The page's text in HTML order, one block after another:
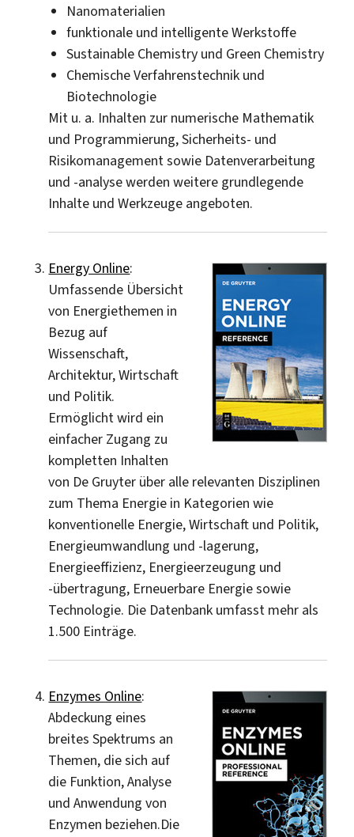
Nanomaterialien
funktionale und intelligente Werkstoffe
Sustainable Chemistry und Green Chemistry
Chemische Verfahrenstechnik und
Biotechnologie
Mit u. a. Inhalten zur numerische Mathematik
und Programmierung, Sicherheits- und
Risikomanagement sowie Datenverarbeitung
und -analyse werden weitere grundlegende
Inhalte und Werkzeuge angeboten.
Energy Online:
Umfassende Übersicht
von Energiethemen in
Bezug auf
Wissenschaft,
Architektur, Wirtschaft
und Politik.
Ermöglicht wird ein
einfacher Zugang zu
kompletten Inhalten
von De Gruyter über alle relevanten Disziplinen
zum Thema Energie in Kategorien wie
konventionelle Energie, Wirtschaft und Politik,
Energieumwandlung und -lagerung,
Energieeffizienz, Energieerzeugung und
-übertragung, Erneuerbare Energie sowie
Technologie. Die Datenbank umfasst mehr als
1.500 Einträge.
Enzymes Online:
Abdeckung eines
breites Spektrums an
Themen, die sich auf
die Funktion, Analyse
und Anwendung von
Enzymen beziehen.Die